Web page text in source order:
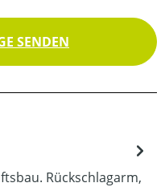
SENDEN
Rückschlagarm,